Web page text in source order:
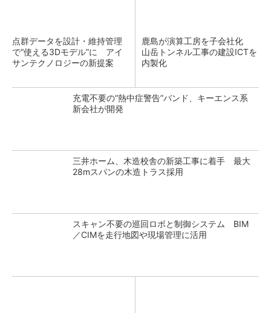
点群データを設計・維持管理
で“使える3Dモデル”に アイ
サンテクノロジーの新提案
鹿島が演算工房を子会社化
山岳トンネル工事の建設ICTを
内製化
充電不要の“熱中症警告”バンド、キーエンス系
新会社が開発
三井ホーム、木造校舎の新築工事に着手 最大
28mスパンの木造トラス採用
スキャン不要の巡回ロボと制御システム BIM
／CIMを走行地図や現場管理に活用